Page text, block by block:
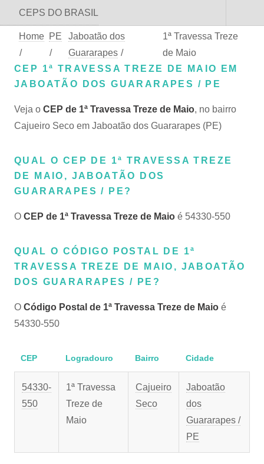
CEPS DO BRASIL
Home
/
PE
/
Jaboatão dos
Guararapes /
1ª Travessa Treze
de Maio
CEP 1ª TRAVESSA TREZE DE MAIO EM
JABOATÃO DOS GUARARAPES / PE
Veja o CEP de 1ª Travessa Treze de Maio, no bairro
Cajueiro Seco em Jaboatão dos Guararapes (PE)
QUAL O CEP DE 1ª TRAVESSA TREZE
DE MAIO, JABOATÃO DOS
GUARARAPES / PE?
O CEP de 1ª Travessa Treze de Maio é 54330-550
QUAL O CÓDIGO POSTAL DE 1ª
TRAVESSA TREZE DE MAIO, JABOATÃO
DOS GUARARAPES / PE?
O Código Postal de 1ª Travessa Treze de Maio é
54330-550
CEP Logradouro Bairro Cidade
54330-
550
1ª Travessa
Treze de
Maio
Cajueiro
Seco
Jaboatão
dos
Guararapes /
PE